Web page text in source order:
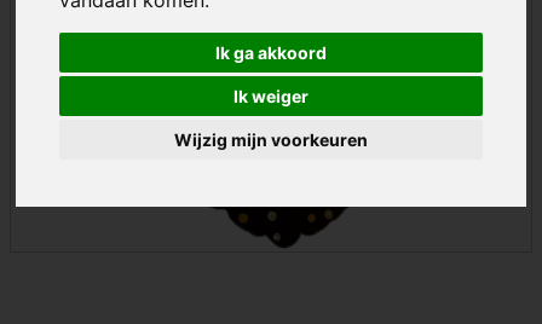
Ik ga akkoord
Ik weiger
Wijzig mijn voorkeuren